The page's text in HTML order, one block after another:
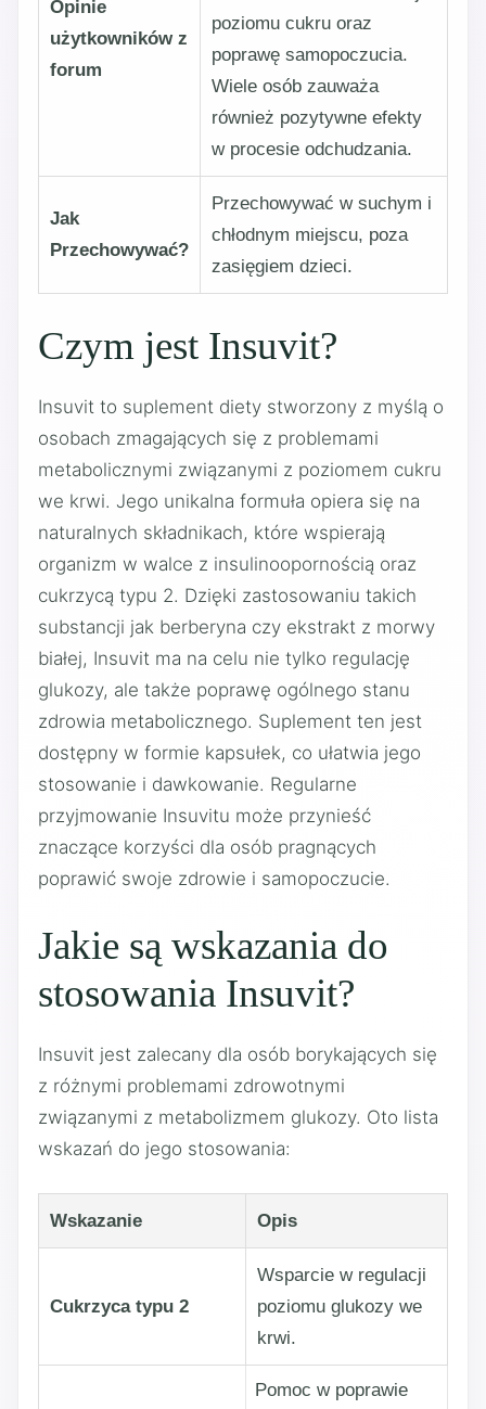
Opinie
użytkowników z
forum
poziomu cukru oraz
poprawę samopoczucia.
Wiele osób zauważa
również pozytywne efekty
w procesie odchudzania.
Jak
Przechowywać?
Przechowywać w suchym i
chłodnym miejscu, poza
zasięgiem dzieci.
Czym jest Insuvit?
Insuvit to suplement diety stworzony z myślą o
osobach zmagających się z problemami
metabolicznymi związanymi z poziomem cukru
we krwi. Jego unikalna formuła opiera się na
naturalnych składnikach, które wspierają
organizm w walce z insulinoopornością oraz
cukrzycą typu 2. Dzięki zastosowaniu takich
substancji jak berberyna czy ekstrakt z morwy
białej, Insuvit ma na celu nie tylko regulację
glukozy, ale także poprawę ogólnego stanu
zdrowia metabolicznego. Suplement ten jest
dostępny w formie kapsułek, co ułatwia jego
stosowanie i dawkowanie. Regularne
przyjmowanie Insuvitu może przynieść
znaczące korzyści dla osób pragnących
poprawić swoje zdrowie i samopoczucie.
Jakie są wskazania do
stosowania Insuvit?
Insuvit jest zalecany dla osób borykających się
z różnymi problemami zdrowotnymi
związanymi z metabolizmem glukozy. Oto lista
wskazań do jego stosowania:
Wskazanie Opis
Cukrzyca typu 2
Wsparcie w regulacji
poziomu glukozy we
krwi.
Pomoc w poprawie